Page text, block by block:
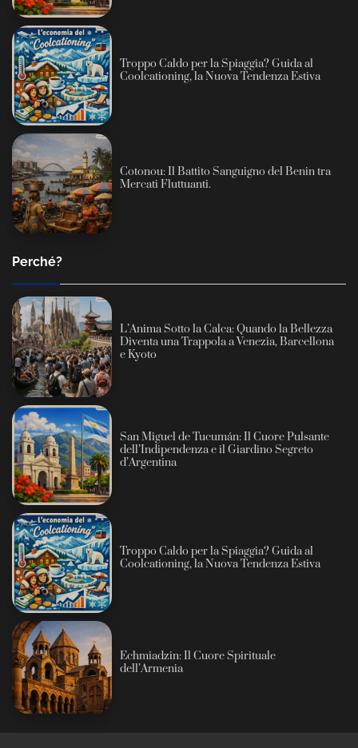
Troppo Caldo per la Spiaggia? Guida al
Coolcationing, la Nuova Tendenza Estiva
Cotonou: Il Battito Sanguigno del Benin tra
Mercati Fluttuanti.
Perché?
L’Anima Sotto la Calca: Quando la Bellezza
Diventa una Trappola a Venezia, Barcellona
e Kyoto
San Miguel de Tucumán: Il Cuore Pulsante
dell’Indipendenza e il Giardino Segreto
d’Argentina
Troppo Caldo per la Spiaggia? Guida al
Coolcationing, la Nuova Tendenza Estiva
Echmiadzin: Il Cuore Spirituale
dell’Armenia